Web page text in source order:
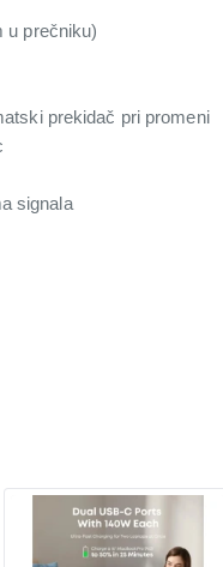
u prečniku)
prekidač pri promeni
signala